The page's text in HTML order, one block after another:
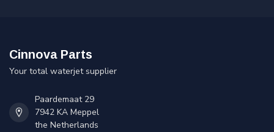
Cinnova Parts
Your total waterjet supplier
Paardemaat 29
7942 KA Meppel
the Netherlands